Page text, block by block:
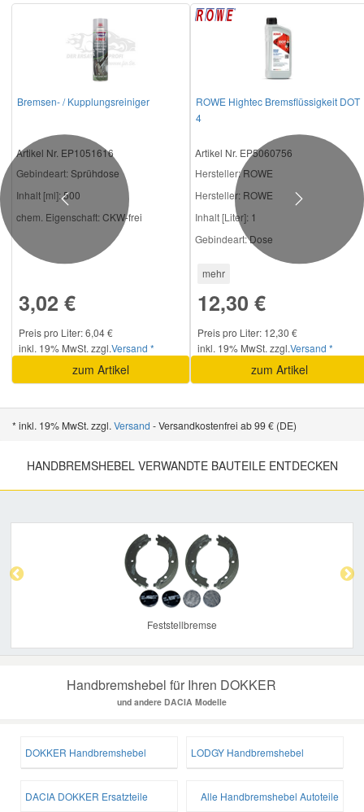
Bremsen- / Kupplungsreiniger
Artikel Nr. EP1051616
Gebindeart: Sprühdose
Inhalt [ml]:500
chem. Eigenschaft: CKW-frei
3,02 €
Preis pro Liter: 6,04 €
inkl. 19% MwSt. zzgl.Versand *
zum Artikel
ROWE Hightec Bremsflüssigkeit DOT
4
Artikel Nr. EP5060756
Hersteller: ROWE
Hersteller: ROWE
Inhalt [Liter]: 1
Gebindeart:Dose
mehr
12,30 €
Preis pro Liter: 12,30 €
inkl. 19% MwSt. zzgl.Versand *
zum Artikel
Previous Next
* inkl. 19% MwSt. zzgl. Versand - Versandkostenfrei ab 99 € (DE)
HANDBREMSHEBEL VERWANDTE BAUTEILE ENTDECKEN
Feststellbremse
Handbremshebel für Ihren DOKKER
und andere DACIA Modelle
DOKKER Handbremshebel LODGY Handbremshebel
DACIA DOKKER Ersatzteile Alle Handbremshebel Autoteile